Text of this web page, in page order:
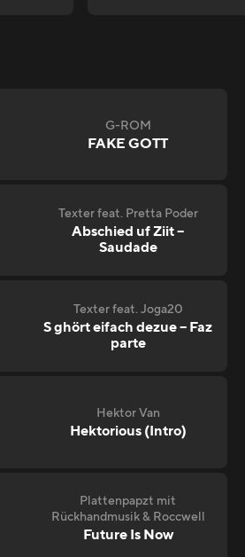
G-ROM
FAKE GOTT
Texter feat. Pretta Poder
Abschied uf Ziit –
Saudade
Texter feat. Joga20
S ghört eifach dezue – Faz
parte
Hektor Van
Hektorious (Intro)
Plattenpapzt mit
Rückhandmusik & Roccwell
Future Is Now